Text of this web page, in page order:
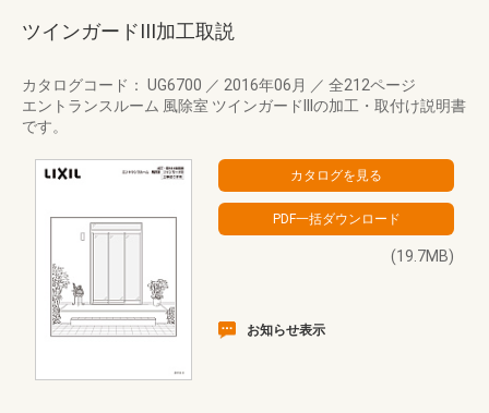
ツインガードIII加工取説
カタログコード： UG6700 ／ 2016年06月 ／ 全212ページ
エントランスルーム 風除室 ツインガードIIIの加工・取付け説明書
です。
(19.7MB)
お知らせ表示